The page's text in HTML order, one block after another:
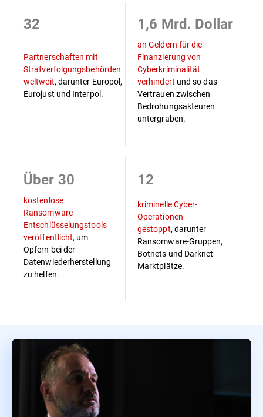
32
Partnerschaften mit
Strafverfolgungsbehörden
weltweit, darunter Europol,
Eurojust und Interpol.
1,6 Mrd. Dollar
an Geldern für die
Finanzierung von
Cyberkriminalität
verhindert und so das
Vertrauen zwischen
Bedrohungsakteuren
untergraben.
Über 30
kostenlose
Ransomware-
Entschlüsselungstools
veröffentlicht, um
Opfern bei der
Datenwiederherstellung
zu helfen.
12
kriminelle Cyber-
Operationen
gestoppt, darunter
Ransomware-Gruppen,
Botnets und Darknet-
Marktplätze.